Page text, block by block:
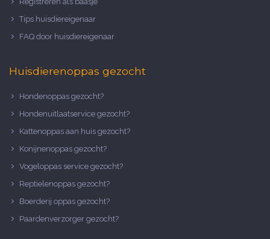
Tips huisdiereigenaar
FAQ door huisdiereigenaar
Huisdierenoppas gezocht
Hondenoppas gezocht?
Hondenuitlaatservice gezocht?
Kattenoppas aan huis gezocht?
Konijnenoppas gezocht?
Vogeloppas service gezocht?
Reptielenoppas gezocht?
Boerderij oppas gezocht?
Paardenverzorger gezocht?